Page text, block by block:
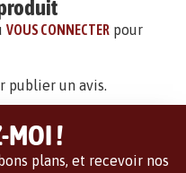
VOUS CONNECTER pour
publier un avis.
MOI !
plans, et recevoir nos